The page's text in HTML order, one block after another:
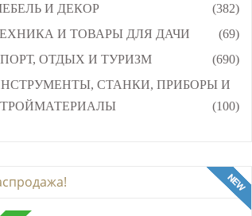
И ДЕКОР
(382)
И ТОВАРЫ ДЛЯ ДАЧИ
(69)
ОТДЫХ И ТУРИЗМ
(690)
СТАНКИ, ПРИБОРЫ И
(100)